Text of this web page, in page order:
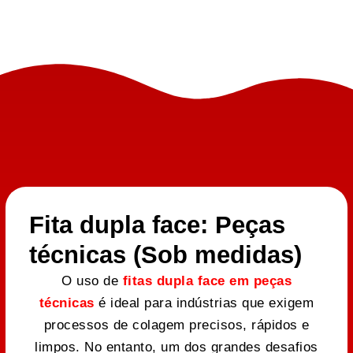
Fita dupla face: Peças
técnicas (Sob medidas)
O uso de fitas dupla face em peças
técnicas é ideal para indústrias que exigem
processos de colagem precisos, rápidos e
limpos. No entanto, um dos grandes desafios